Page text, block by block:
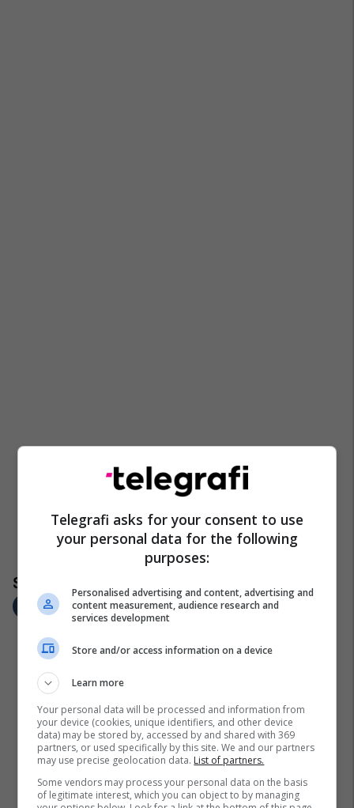
Telegrafi asks for your consent to use
your personal data for the following
purposes:
Personalised advertising and content, advertising and
content measurement, audience research and
services development
Store and/or access information on a device
Learn more
Your personal data will be processed and information from
your device (cookies, unique identifiers, and other device
data) may be stored by, accessed by and shared with 369
partners, or used specifically by this site. We and our partners
may use precise geolocation data. List of partners.
Some vendors may process your personal data on the basis
of legitimate interest, which you can object to by managing